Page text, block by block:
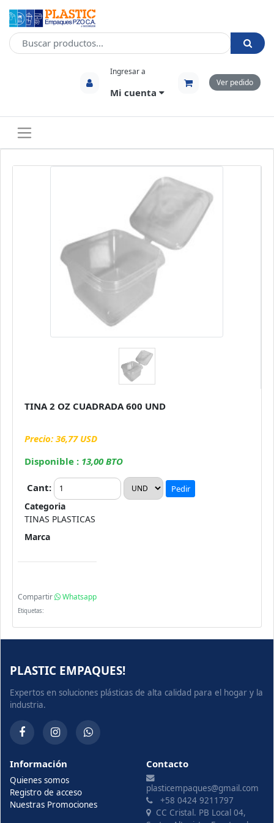
Ingresar a
Mi cuenta
Ver pedido
TINA 2 OZ CUADRADA 600 UND
Precio: 36,77 USD
Disponible : 13,00 BTO
Cant: Pedir
Categoria
TINAS PLASTICAS
Marca
Compartir Whatsapp
Etiquetas:
PLASTIC EMPAQUES!
Expertos en soluciones plásticas de alta calidad para el hogar y la
industria.
Información
Quienes somos
Registro de acceso
Nuestras Promociones
Contacto
plasticempaques@gmail.com
+58 0424 9211797
CC Cristal. PB Local 04,